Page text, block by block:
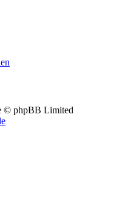
© phpBB Limited